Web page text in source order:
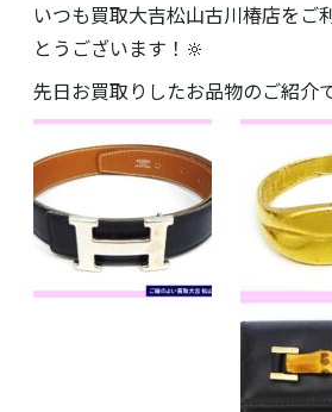
いつも買取大吉松山古川椿店をご
とうございます！🔆
先日お買取りしたお品物のご紹介で